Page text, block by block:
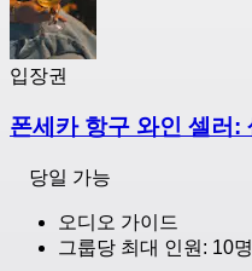
입장권
폰세카 항구 와인 셀러:
당일 가능
오디오 가이드
그룹당 최대 인원: 10명